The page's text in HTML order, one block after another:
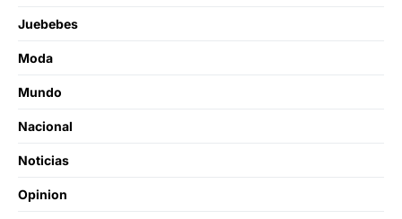
Juebebes
Moda
Mundo
Nacional
Noticias
Opinion